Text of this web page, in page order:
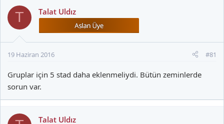
B
a
ş
t
n
ı
t
h
e
T Talat Uldız
19 Haziran 2016 #81
Gruplar için 5 stad daha eklenmeliydi. Bütün zeminlerde
sorun var.
Talat Uldız